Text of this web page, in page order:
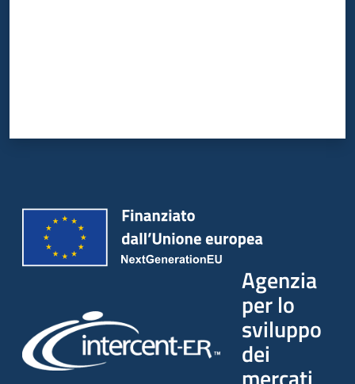
Agenzia
per lo
sviluppo
dei